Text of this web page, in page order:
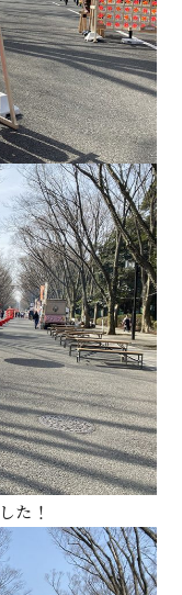
た！